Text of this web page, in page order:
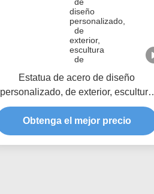
Estatua de acero de diseño
personalizado, de exterior, escultura
de acero, escultura de metal, enorme
ballena blanca.
Obtenga el mejor precio